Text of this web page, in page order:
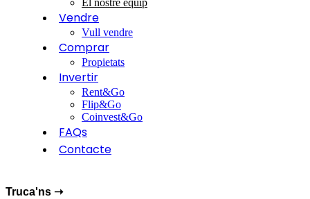
El nostre equip
Vendre
Vull vendre
Comprar
Propietats
Invertir
Rent&Go
Flip&Go
Coinvest&Go
FAQs
Contacte
Truca'ns ➝